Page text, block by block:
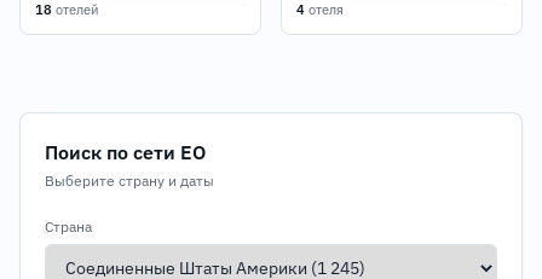
18 отелей 4 отеля
Поиск по сети EO
Выберите страну и даты
Страна